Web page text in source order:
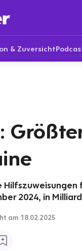
& Zuversicht
2024, in
am 18.02.2025